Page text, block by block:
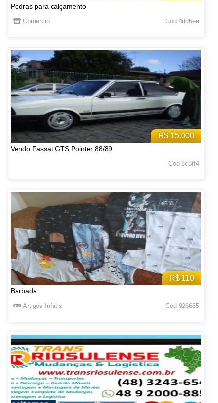
Pedras para calçamento
Comercio Cod 4dd6ee
R$ 15.000
Vendo Passat GTS Pointer 88/89
Cod 8c8ff4
R$ 110
Barbada
Artigos Infatis Cod 926665